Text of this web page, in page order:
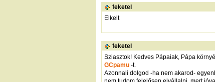
feketel
Elkelt
feketel
Sziasztok! Kedves Pápaiak, Pápa
GCpamu -t.
Azonnali dolgod -ha nem akarod-